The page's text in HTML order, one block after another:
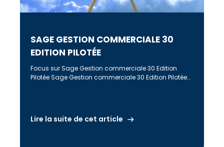
SAGE GESTION COMMERCIALE 30
EDITION PILOTÉE
Focus sur Sage Gestion commerciale 30 Edition
Pilotée Sage Gestion commerciale 30 Edition Pilotée
Lire la suite de cet article